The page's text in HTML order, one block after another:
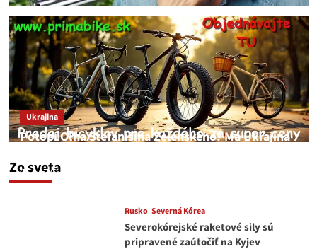
Zo sveta
Ukrajina
Potopí Oľha Stefanišina Zelenského? Má Ukrajina
JNS
Rusko Severná Kórea
Severokórejské raketové sily sú
pripravené zaútočiť na Kyjev